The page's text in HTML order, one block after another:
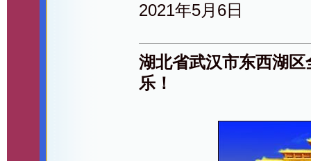
2021年5月6日
湖北省武汉市东西湖
乐！